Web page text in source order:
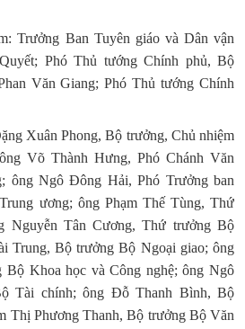
Trưởng Ban Tuyên giáo và Dân vận
Phó Thủ tướng Chính phủ, Bộ
Văn Giang; Phó Thủ tướng Chính
Xuân Phong, Bộ trưởng, Chủ nhiệm
Võ Thành Hưng, Phó Chánh Văn
ông Ngô Đông Hải, Phó Trưởng ban
ương; ông Phạm Thế Tùng, Thứ
Nguyễn Tân Cương, Thứ trưởng Bộ
Trung, Bộ trưởng Bộ Ngoại giao; ông
Khoa học và Công nghệ; ông Ngô
Tài chính; ông Đỗ Thanh Bình, Bộ
Thị Phương Thanh, Bộ trưởng Bộ Văn